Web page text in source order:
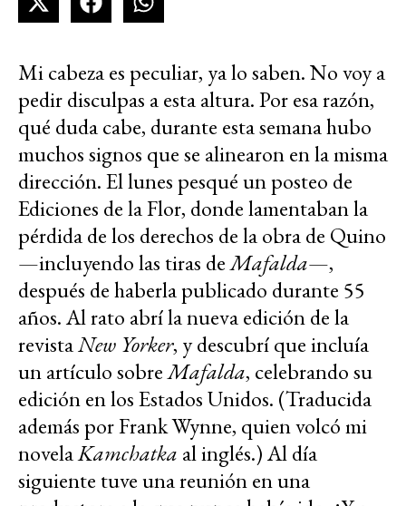
Mi cabeza es peculiar, ya lo saben. No voy a
pedir disculpas a esta altura. Por esa razón,
qué duda cabe, durante esta semana hubo
muchos signos que se alinearon en la misma
dirección. El lunes pesqué un posteo de
Ediciones de la Flor, donde lamentaban la
pérdida de los derechos de la obra de Quino
—incluyendo las tiras deMafalda—,
después de haberla publicado durante 55
años. Al rato abrí la nueva edición de la
revistaNew Yorker, y descubrí que incluía
un artículo sobreMafalda, celebrando su
edición en los Estados Unidos. (Traducida
además por Frank Wynne, quien volcó mi
novelaKamchatka al inglés.) Al día
siguiente tuve una reunión en una